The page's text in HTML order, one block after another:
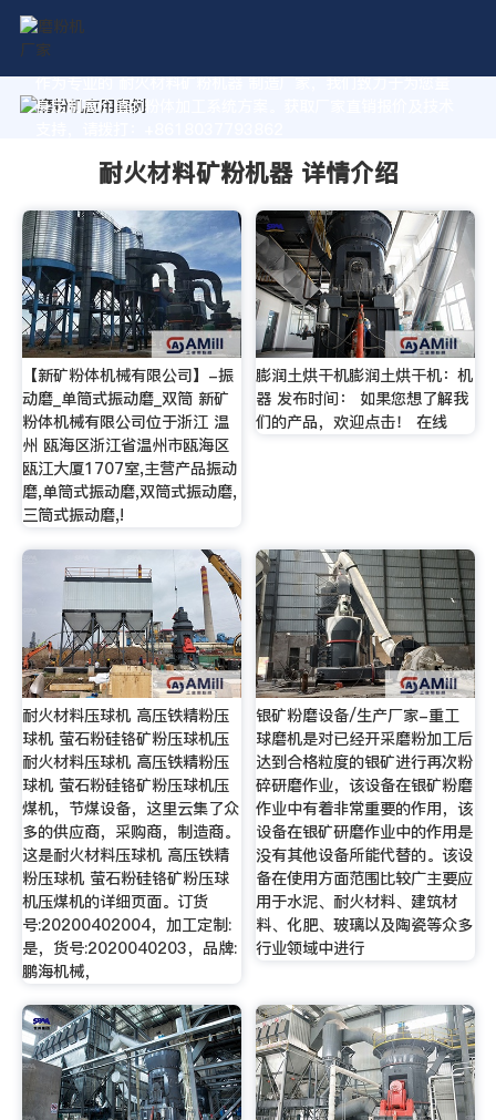
作为专业的 耐火材料矿粉机器 制造厂家，我们致力于为您量
身定制高价值的粉体加工系统方案。获取厂家直销报价及技术
耐火材料矿粉机器 详情介绍
【新矿粉体机械有限公司】-振
动磨_单筒式振动磨_双筒 新矿
粉体机械有限公司位于浙江 温
州 瓯海区浙江省温州市瓯海区
瓯江大厦1707室,主营产品振动
磨,单筒式振动磨,双筒式振动磨,
三筒式振动磨,!
膨润土烘干机膨润土烘干机：机
器 发布时间： 如果您想了解我
们的产品，欢迎点击！ 在线
耐火材料压球机 高压铁精粉压
球机 萤石粉硅铬矿粉压球机压
耐火材料压球机 高压铁精粉压
球机 萤石粉硅铬矿粉压球机压
煤机，节煤设备，这里云集了众
多的供应商，采购商，制造商。
这是耐火材料压球机 高压铁精
粉压球机 萤石粉硅铬矿粉压球
机压煤机的详细页面。订货
号:20200402004，加工定制:
是，货号:2020040203，品牌:
鹏海机械，
银矿粉磨设备/生产厂家-重工
球磨机是对已经开采磨粉加工后
达到合格粒度的银矿进行再次粉
碎研磨作业，该设备在银矿粉磨
作业中有着非常重要的作用，该
设备在银矿研磨作业中的作用是
没有其他设备所能代替的。该设
备在使用方面范围比较广主要应
用于水泥、耐火材料、建筑材
料、化肥、玻璃以及陶瓷等众多
行业领域中进行